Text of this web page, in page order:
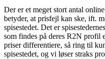
Der er et meget stort antal
betyder, at prisfejl kan ske, ift.
spisestedet. Det er
som findes på deres R2N profil
priser differentiere, så ring til
spisestedet, og vi løser straks